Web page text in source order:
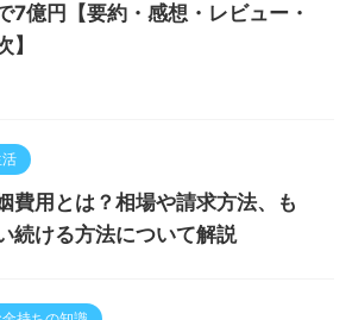
7億円【要約・感想・レビュー・
】
費用とは？相場や請求方法、も
続ける方法について解説